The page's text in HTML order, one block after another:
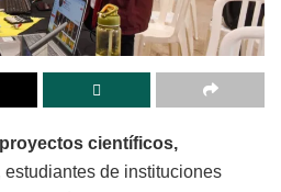
científicos,
estudiantes de instituciones